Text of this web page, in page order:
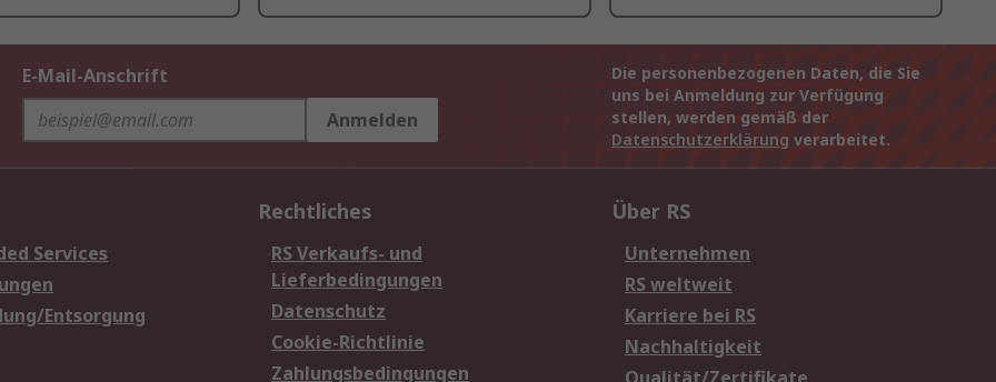
E-Mail-Anschrift
Anmelden
Die personenbezogenen Daten, die Sie
uns bei Anmeldung zur Verfügung
stellen, werden gemäß der
Datenschutzerklärung verarbeitet.
Services
Entsorgung
Rechtliches
RS Verkaufs- und
Lieferbedingungen
Datenschutz
Cookie-Richtlinie
Zahlungsbedingungen
Über RS
Unternehmen
RS weltweit
Karriere bei RS
Nachhaltigkeit